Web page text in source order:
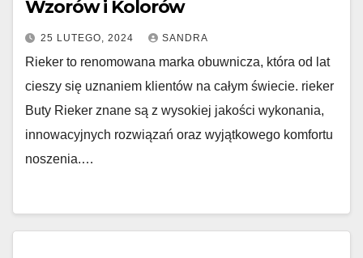
Wzorów i Kolorów
25 LUTEGO, 2024 SANDRA
Rieker to renomowana marka obuwnicza, która od lat
cieszy się uznaniem klientów na całym świecie. rieker
Buty Rieker znane są z wysokiej jakości wykonania,
innowacyjnych rozwiązań oraz wyjątkowego komfortu
noszenia.…